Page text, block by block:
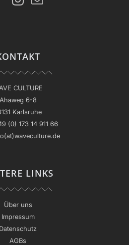
CULTURE
Ahaweg 6-8
Karlsruhe
(0) 173 14 911 66
LINKS
Über uns
Impressum
Datenschutz
AGBs